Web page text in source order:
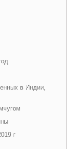
в Индии,
г